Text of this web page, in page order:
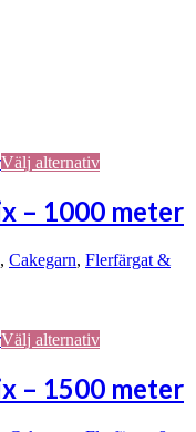
Välj alternativDen
produkten
har
varianter.
kan
på
produktsidan
– 1000 meter
, Cakegarn, Flerfärgat &
Välj alternativDen
produkten
har
– 1500 meter